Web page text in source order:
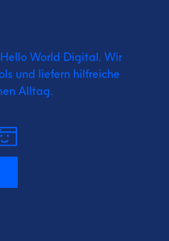
World Digital. Wir
und liefern hilfreiche
Alltag.